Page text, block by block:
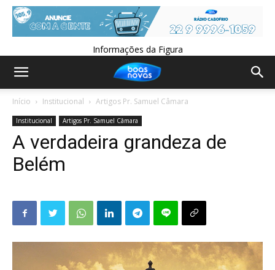
Informações da Figura
Início Institucional Artigos Pr. Samuel Câmara
Institucional Artigos Pr. Samuel Câmara
A verdadeira grandeza de
Belém